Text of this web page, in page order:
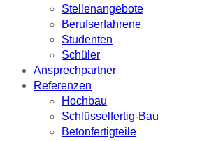
Stellenangebote
Berufserfahrene
Studenten
Schüler
Ansprechpartner
Referenzen
Hochbau
Schlüsselfertig-Bau
Betonfertigteile